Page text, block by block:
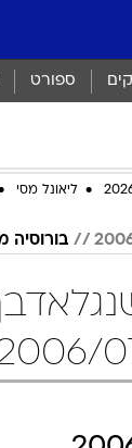
ספורט
ליאונל מסי
בורוסיה